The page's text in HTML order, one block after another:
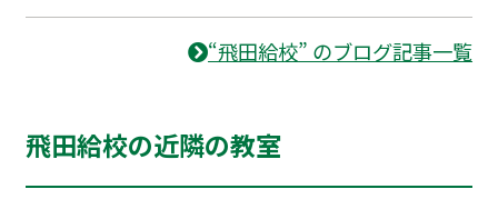
“飛田給校” のブログ記事一覧
飛田給校の近隣の教室